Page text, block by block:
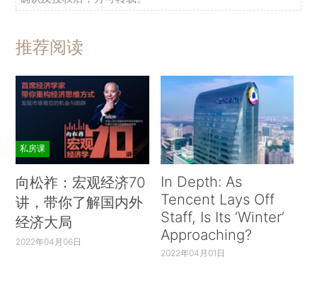
推荐阅读
私房课
向松祚：宏观经济70
讲，带你了解国内外
经济大局
2022年04月06日
In Depth: As
Tencent Lays Off
Staff, Is Its ‘Winter’
Approaching?
2022年04月01日